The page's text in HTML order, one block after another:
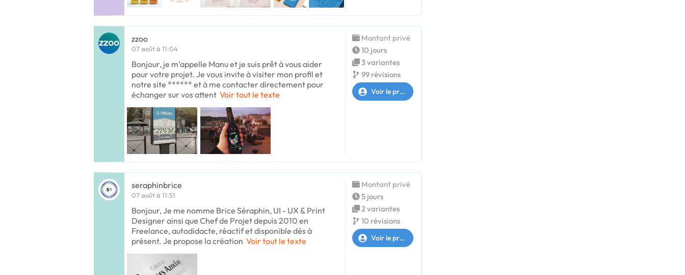
zzoo
07 août à 11:04
Bonjour, je m’appelle Manu et je suis prêt à vous aider
pour votre projet. Je vous invite à visiter mon profil et
notre site ****** et à me contacter directement pour
échanger sur vos attent Voir tout le texte
Montant privé
10 jours
3 variantes
99 révisions
Voir le profil
seraphinbrice
07 août à 11:51
Bonjour, Je me nomme Brice Séraphin, UI - UX & Print
Designer ainsi que Chef de Projet depuis 2010 en
Freelance, autodidacte, réactif et disponible dés à
présent. Je propose la création Voir tout le texte
Montant privé
5 jours
2 variantes
10 révisions
Voir le profil